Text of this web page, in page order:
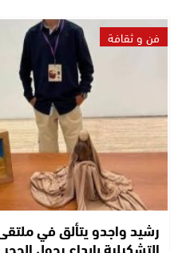
فن و ثقافة
رشيد واجدو يتألق في